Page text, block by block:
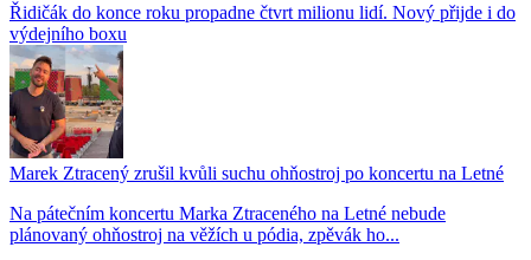
Řidičák do konce roku propadne čtvrt milionu lidí. Nový přijde i do
výdejního boxu
Marek Ztracený zrušil kvůli suchu ohňostroj po koncertu na Letné
Na pátečním koncertu Marka Ztraceného na Letné nebude
plánovaný ohňostroj na věžích u pódia, zpěvák ho...